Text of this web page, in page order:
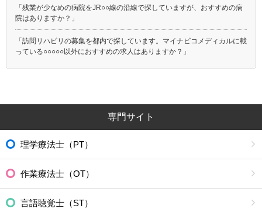
「残業が少なめの病院をJR○○線の沿線で探していますが、おすすめの病
院はありますか？」
「訪問リハビリの募集を都内で探しています。マイナビコメディカルに載
っている○○○○○以外におすすめの求人はありますか？」
専門サイト
理学療法士（PT）
作業療法士（OT）
言語聴覚士（ST）